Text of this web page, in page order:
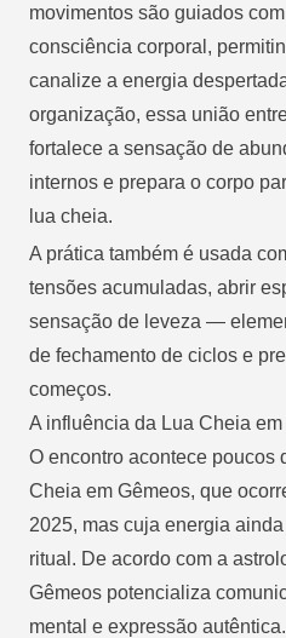
movimentos são guiados
consciência corporal,
canalize a energia
organização, essa união
fortalece a sensação de
internos e prepara o corpo
lua cheia.
A prática também é usada
tensões acumuladas, abrir
sensação de leveza —
de fechamento de ciclos e
começos.
A influência da Lua Cheia
O encontro acontece poucos
Cheia em Gêmeos, que
2025, mas cuja energia
ritual. De acordo com a
Gêmeos potencializa
mental e expressão